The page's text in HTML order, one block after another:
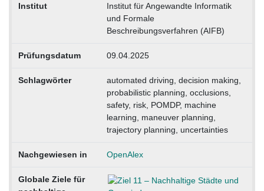
Institut
Institut für Angewandte Informatik
und Formale
Beschreibungsverfahren (AIFB)
Prüfungsdatum 09.04.2025
Schlagwörter
automated driving, decision making,
probabilistic planning, occlusions,
safety, risk, POMDP, machine
learning, maneuver planning,
trajectory planning, uncertainties
Nachgewiesen in OpenAlex
Globale Ziele für